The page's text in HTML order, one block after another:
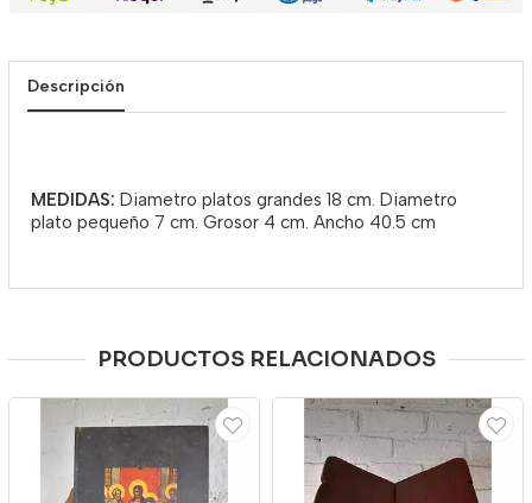
Descripción
MEDIDAS: Diametro platos grandes 18 cm. Diametro
plato pequeño 7 cm. Grosor 4 cm. Ancho 40.5 cm
PRODUCTOS RELACIONADOS